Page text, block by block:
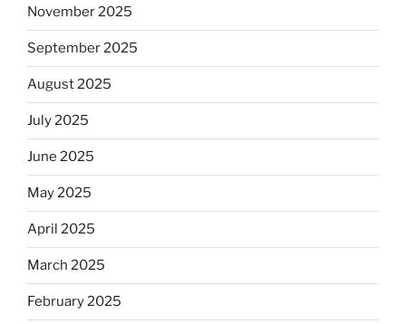
November 2025
September 2025
August 2025
July 2025
June 2025
May 2025
April 2025
March 2025
February 2025